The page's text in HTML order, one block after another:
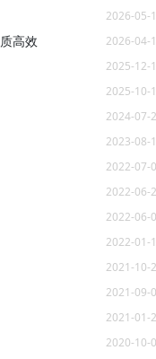
2026-05-
高效 2026-04-
2025-12-
2025-10-
2024-07-
2023-08-
2022-07-
2022-06-
2022-06-
2022-01-
2021-10-
2021-09-
2021-01-
2020-10-